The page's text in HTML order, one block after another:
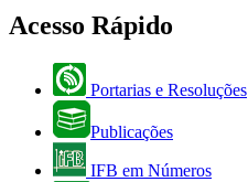
Acesso Rápido
Portarias e Resoluções
Publicações
IFB em Números